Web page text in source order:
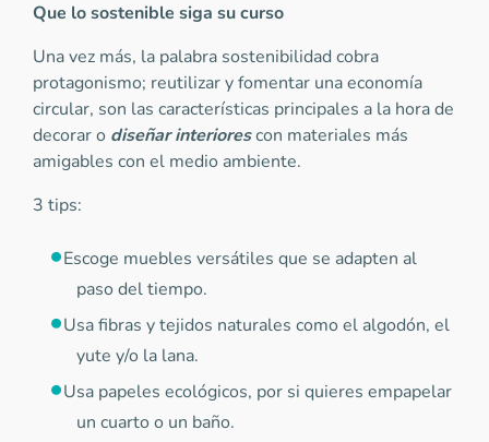
Que lo sostenible siga su curso
Una vez más, la palabra sostenibilidad cobra
protagonismo; reutilizar y fomentar una economía
circular, son las características principales a la hora de
decorar o diseñar interiorescon materiales más
amigables con el medio ambiente.
3 tips:
Escoge muebles versátiles que se adapten al
paso del tiempo.
Usa fibras y tejidos naturales como el algodón, el
yute y/o la lana.
Usa papeles ecológicos, por si quieres empapelar
un cuarto o un baño.